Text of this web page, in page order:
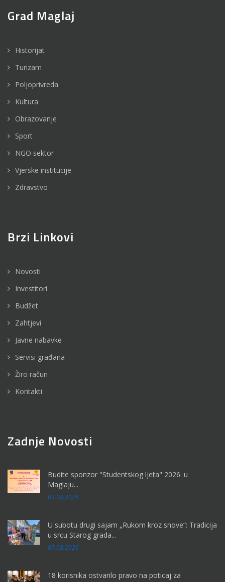
Grad Maglaj
Historijat
Turizam
Poljoprivreda
Kultura
Obrazovanje
Sport
NGO sektor
Vjerske institucije
Zdravstvo
Brzi Linkovi
Novosti
Investitori
Budžet
Zahtjevi
Javne nabavke
Servisi građana
Žiro račun
Kontakti
Zadnje Novosti
Budite sponzor "Studentskog ljeta" 2026. u
Maglaju...
07.08.2026
U subotu drugi sajam „Rukom kroz snove“: Tradicija
u srcu Starog grada...
07.08.2026
18 korisnika ostvarilo pravo na poticaj za